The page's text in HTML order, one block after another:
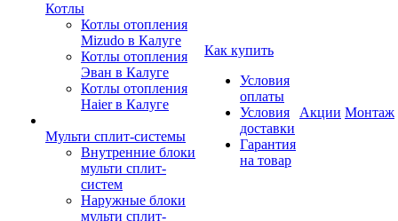
Котлы
Котлы отопления
Mizudo в Калуге
Котлы отопления
Эван в Калуге
Котлы отопления
Haier в Калуге
Мульти сплит-системы
Внутренние блоки
мульти сплит-
систем
Наружные блоки
мульти сплит-
Как купить
Условия
оплаты
Условия
доставки
Гарантия
на товар
Акции Монтаж